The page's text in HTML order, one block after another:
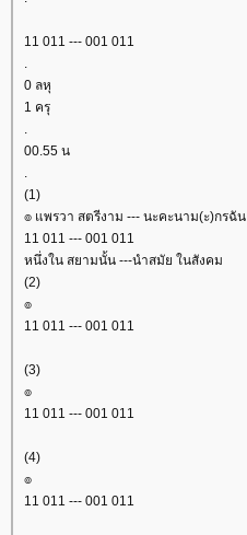
11 011 --- 001 011
0 ลหุ
1 ครุ
00.55 น
(1)
๏ แพรวา สตรีงาม --- นะคะนาม(ะ)กรฉัน
11 011 --- 001 011
หนึ่งใน สยามนั้น ---นำสมัย ในสังคม
(2)
๏
11 011 --- 001 011
(3)
๏
11 011 --- 001 011
(4)
๏
11 011 --- 001 011